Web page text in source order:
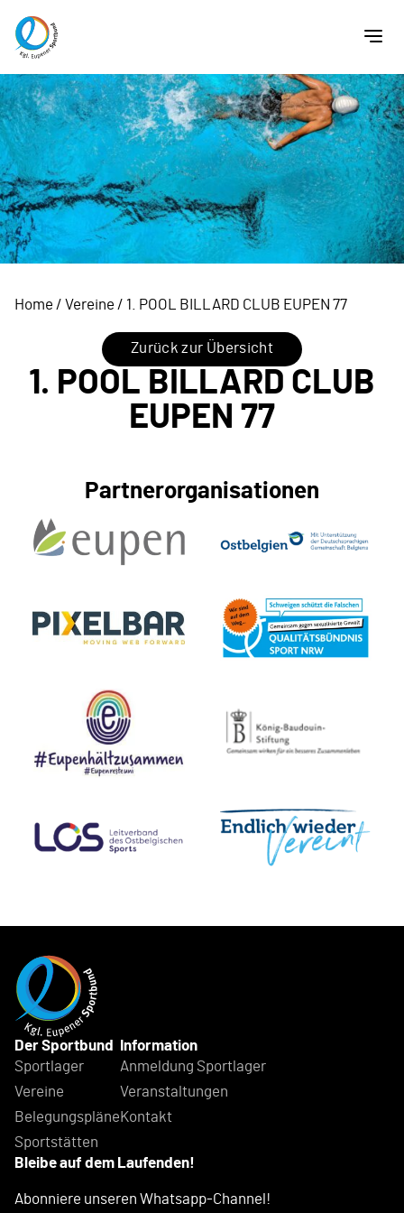
Home / Vereine / 1. POOL BILLARD CLUB EUPEN 77
Zurück zur Übersicht
1. POOL BILLARD CLUB
EUPEN 77
Partnerorganisationen
Der Sportbund
Sportlager
Vereine
Belegungspläne
Sportstätten
Information
Anmeldung Sportlager
Veranstaltungen
Kontakt
Bleibe auf dem Laufenden!
Abonniere unseren Whatsapp-Channel!